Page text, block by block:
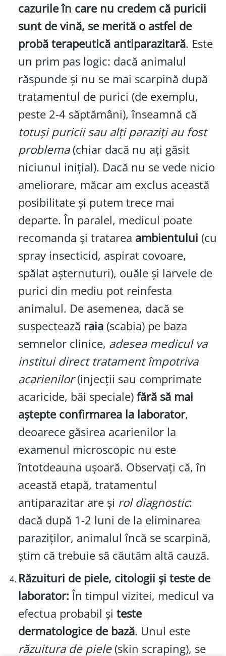
cazurile în care nu credem că puricii
sunt de vină, se merită o astfel de
probă terapeutică antiparazitară. Este
un prim pas logic: dacă animalul
răspunde și nu se mai scarpină după
tratamentul de purici (de exemplu,
peste 2-4 săptămâni), înseamnă că
totuși puricii sau alți paraziți au fost
problema(chiar dacă nu ați găsit
niciunul inițial). Dacă nu se vede nicio
ameliorare, măcar am exclus această
posibilitate și putem trece mai
departe. În paralel, medicul poate
recomanda și tratarea ambientului (cu
spray insecticid, aspirat covoare,
spălat așternuturi), ouăle și larvele de
purici din mediu pot reinfesta
animalul. De asemenea, dacă se
suspectează raia(scabia) pe baza
semnelor clinice, adesea medicul va
institui direct tratament împotriva
acarienilor(injecții sau comprimate
acaricide, băi speciale)fără să mai
aștepte confirmarea la laborator,
deoarece găsirea acarienilor la
examenul microscopic nu este
întotdeauna ușoară. Observați că, în
această etapă, tratamentul
antiparazitar are și rol diagnostic:
dacă după 1-2 luni de la eliminarea
paraziților, animalul încă se scarpină,
știm că trebuie să căutăm altă cauză.
Răzuituri de piele, citologii și teste de
laborator:În timpul vizitei, medicul va
efectua probabil și teste
dermatologice de bază. Unul este
răzuitura de piele(skin scraping), se